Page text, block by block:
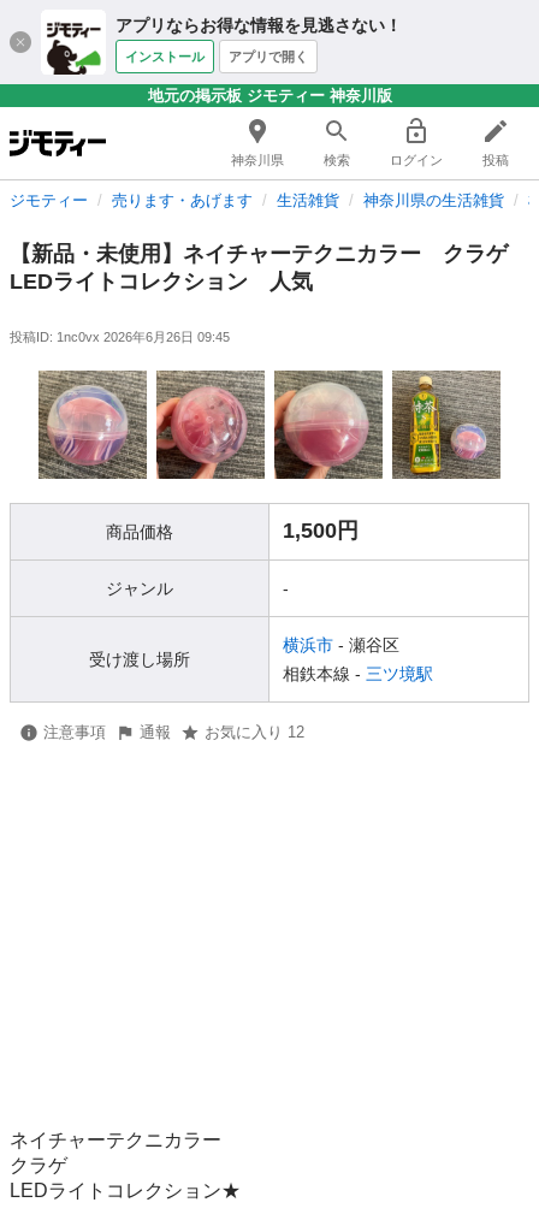
アプリならお得な情報を見逃さない！
インストール アプリで開く
地元の掲示板 ジモティー 神奈川版
神奈川県 検索 ログイン 投稿
ジモティー 売ります・あげます 生活雑貨 神奈川県の生活雑貨
【新品・未使用】ネイチャーテクニカラー クラゲ
LEDライトコレクション 人気
投稿ID: 1nc0vx 2026年6月26日 09:45
商品価格 1,500円
ジャンル -
受け渡し場所
横浜市 - 瀬谷区
相鉄本線 - 三ツ境駅
注意事項 通報 お気に入り 12
ネイチャーテクニカラー
クラゲ
LEDライトコレクション★